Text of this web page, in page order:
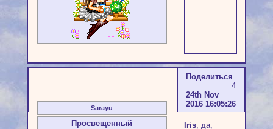
Поделиться
4
24th Nov
2016 16:05:26
Sarayu
Просвещенный Iris, да,